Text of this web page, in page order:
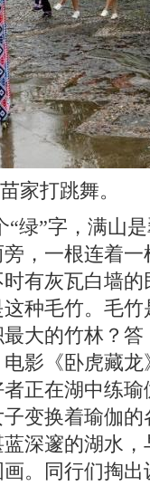
家打跳舞。
绿”字，满山
，一根连着
有灰瓦白墙
种毛竹。毛
大的竹林？
影《卧虎藏
正在湖中练
变换着瑜伽
深邃的湖水
。同行们掏